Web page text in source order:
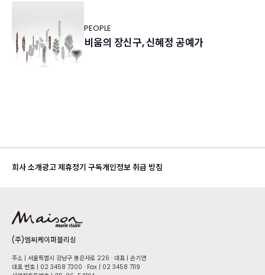
PEOPLE
비움의 장신구, 신혜정 공예가
회사 소개광고 제휴정기 구독개인정보 취급 방침
(주)엠씨케이퍼블리싱
주소 | 서울특별시 강남구 봉은사로 226 · 대표 | 손기연
대표 번호 | 02 34​58 7300 · Fax | 02 34​58 7119